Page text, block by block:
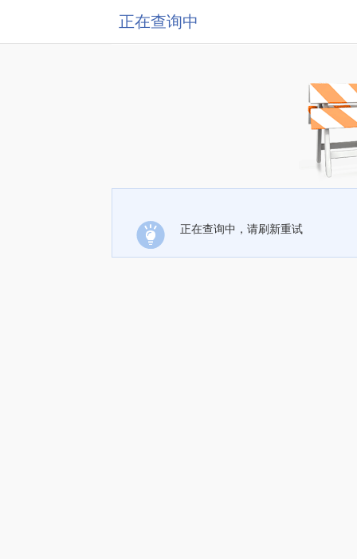
正在查询中
正在查询中，请刷新重试